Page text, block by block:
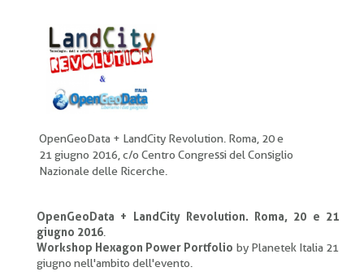
pane
OpenGeoData + LandCity Revolution. Roma, 20 e
21 giugno 2016, c/o Centro Congressi del Consiglio
Nazionale delle Ricerche.
OpenGeoData + LandCity Revolution. Roma, 20 e 21
giugno 2016
Workshop Hexagon Power Portfolio by Planetek Italia 21
giugno nell'ambito dell'evento.